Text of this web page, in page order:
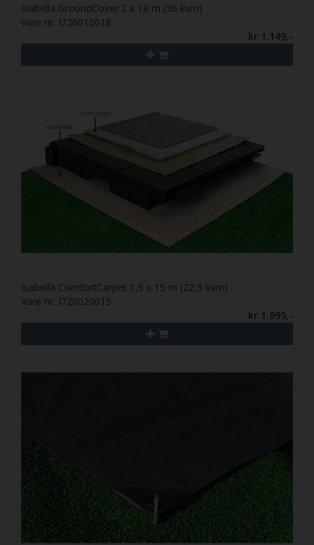
Isabella GroundCover 2 x 18 m (36 kvm)
Vare nr. I720010018
kr 1.149,-
Isabella ComfortCarpet 1,5 x 15 m (22,5 kvm)
Vare nr. I720020015
kr 1.999,-